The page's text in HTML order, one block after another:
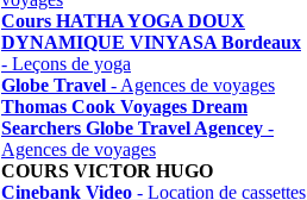
Cours HATHA YOGA DOUX
DYNAMIQUE VINYASA Bordeaux
- Leçons de yoga
Globe Travel - Agences de voyages
Thomas Cook Voyages Dream
Searchers Globe Travel Agencey -
Agences de voyages
COURS VICTOR HUGO
Cinebank Video - Location de cassettes